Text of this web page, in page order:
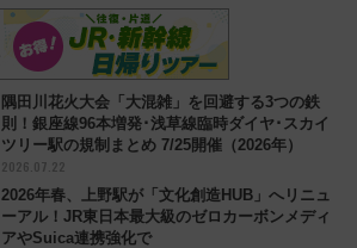
隅田川花火大会「大混雑」を回避する3つの鉄
則！銀座線96本増発･浅草線臨時ダイヤ･スカイ
ツリー駅の規制まとめ 7/25開催（2026年）
2026.07.22
2026年春、上野駅が「文化創造HUB」へリニュ
ーアル！JR東日本最大級のゼロカーボンメディ
アやSuica連携強化で